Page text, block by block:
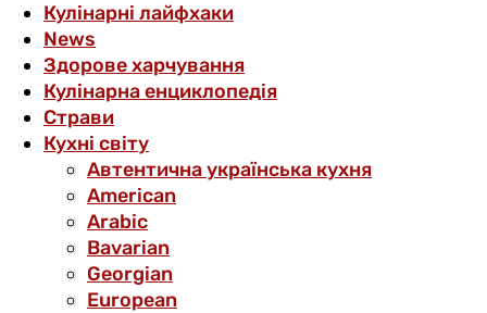
Кулінарні лайфхаки
News
Здорове харчування
Кулінарна енциклопедія
Страви
Кухні світу
Автентична українська кухня
American
Arabic
Bavarian
Georgian
European